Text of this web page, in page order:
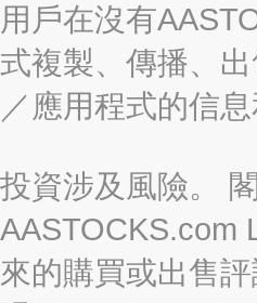
用戶在沒有
式複製、傳播、
／應用程式的信
投資涉及風險。
AASTOCKS.com
來的購買或出售